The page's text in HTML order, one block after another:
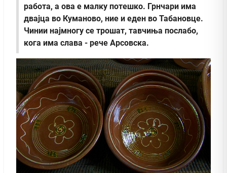
работа, а ова е малку потешко. Грнчари има
двајца во Куманово, ние и еден во Табановце.
Чинии најмногу се трошат, тавчиња послабо,
кога има слава - рече Арсовска.